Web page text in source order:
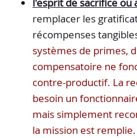
l'esprit de sacrifice ou
remplacer les
récompenses
systèmes de primes,
compensatoire ne
contre-productif. La
besoin un
mais simplement
la mission est